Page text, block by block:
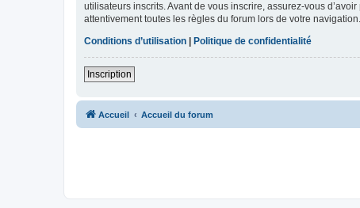
utilisateurs inscrits. Avant de vous inscrire, assurez-vous
attentivement toutes les règles du forum lors de votre navigation.
Conditions d’utilisation
Politique de confidentialité
Inscription
Accueil Accueil du forum